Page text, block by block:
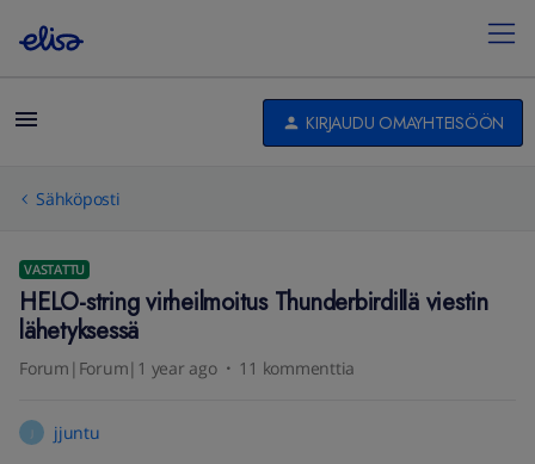
KIRJAUDU OMAYHTEISÖÖN
Sähköposti
VASTATTU
HELO-string virheilmoitus Thunderbirdillä viestin
lähetyksessä
Forum|Forum|1 year ago 11 kommenttia
jjuntu